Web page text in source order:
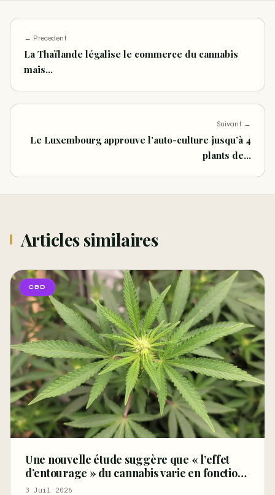
← Precedent
La Thaïlande légalise le commerce du cannabis
mais…
Suivant →
Le Luxembourg approuve l'auto-culture jusqu’à 4
plants de…
Articles similaires
CBD
Une nouvelle étude suggère que « l’effet
d’entourage » du cannabis varie en fonction
des terpènes et des récepteurs
3 Juil 2026